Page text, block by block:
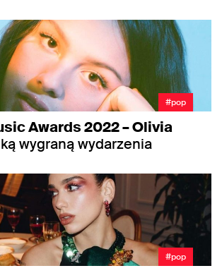
#pop
Awards 2022 – Olivia
wygraną wydarzenia
#pop